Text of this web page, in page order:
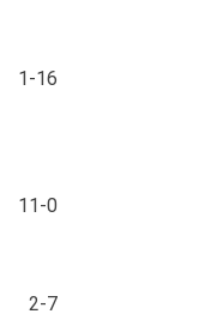
1-16
11-0
2-7